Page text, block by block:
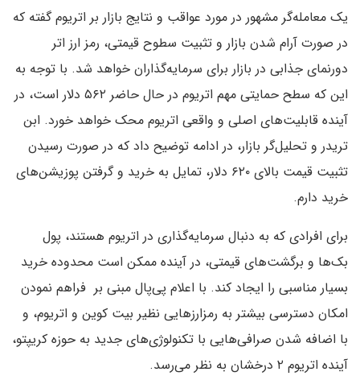
یک معامله‌گر مشهور در مورد عواقب و نتایج بازار بر اتریوم گفته که
در صورت آرام شدن بازار و تثبیت سطوح قیمتی، رمز ارز اتر
دورنمای جذابی در بازار برای سرمایه‌گذاران خواهد شد. با توجه به
این‌ که سطح حمایتی مهم اتریوم در حال حاضر ۵۶۲ دلار است، در
آینده قابلیت‌های اصلی و واقعی اتریوم محک خواهد خورد. ابن
تریدر و تحلیل‌گر بازار، در ادامه توضیح داد که در صورت رسیدن
تثبیت قیمت بالای ۶۲۰ دلار، تمایل به خرید و گرفتن پوزیشن‌های
خرید دارم.
برای افرادی که به دنبال سرمایه‌گذاری در اتریوم هستند، پول
بک‌ها و برگشت‌های قیمتی، در آینده ممکن است محدوده خرید
بسیار مناسبی را ایجاد کند. با اعلام پی‌پال مبنی بر فراهم نمودن
امکان دسترسی بیشتر به رمزارزهایی نظیر بیت کوین و اتریوم، و
با اضافه شدن صرافی‌هایی با تکنولوژی‌های جدید به حوزه کریپتو،
آینده اتریوم ۲ درخشان به نظر می‌رسد.